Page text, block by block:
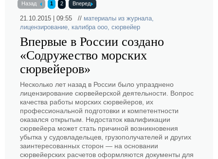
Назад 1 2 Вперед
21.10.2015 | 09:55 // материалы из журнала,
лицензирование, калибра ооо, сюрвейер
Впервые в России создано
«Содружество морских
сюрвейеров»
Несколько лет назад в России было упразднено
лицензирование сюрвейерской деятельности. Вопрос
качества работы морских сюрвейеров, их
профессиональной подготовки и компетентности
оказался открытым. Недостаток квалификации
сюрвейера может стать причиной возникновения
убытка у судовладельцев, грузополучателей и других
заинтересованных сторон — на основании
сюрвейерских расчетов оформляются документы для